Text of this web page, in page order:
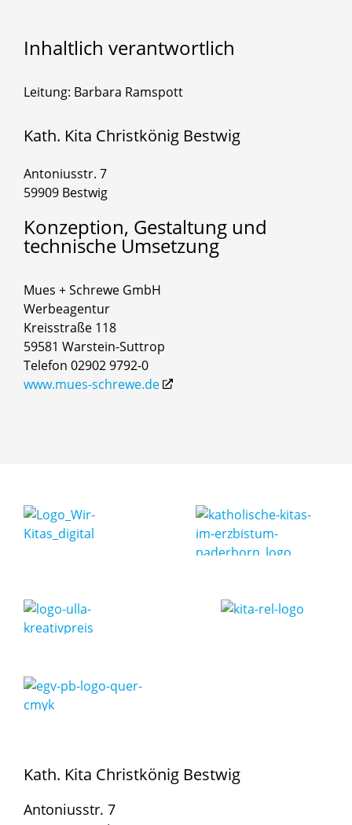
Inhaltlich verantwortlich
Leitung: Barbara Ramspott
Kath. Kita Christkönig Bestwig
Antoniusstr. 7
59909 Bestwig
Konzeption, Gestaltung und
technische Umsetzung
Mues + Schrewe GmbH
Werbeagentur
Kreisstraße 118
59581 Warstein-Suttrop
Telefon 02902 9792-0
www.mues-schrewe.de
Kath. Kita Christkönig Bestwig
Antoniusstr. 7